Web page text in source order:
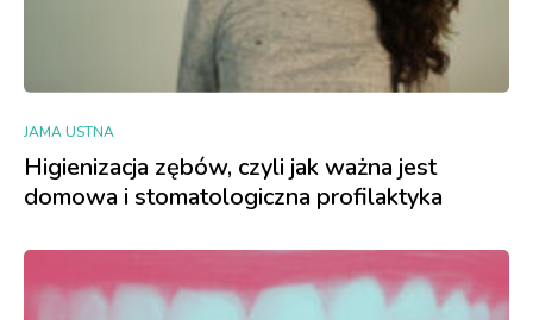
JAMA USTNA
Higienizacja zębów, czyli jak ważna jest
domowa i stomatologiczna profilaktyka